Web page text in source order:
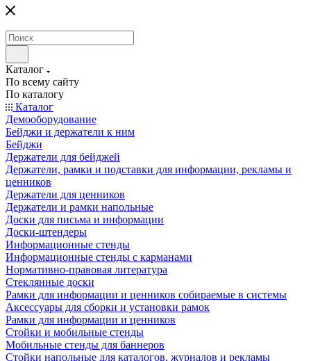
Каталог
По всему сайту
По каталогу
Каталог
Демооборудование
Бейджи и держатели к ним
Бейджи
Держатели для бейджей
Держатели, рамки и подставки для информации, рекламы и
ценников
Держатели для ценников
Держатели и рамки напольные
Доски для письма и информации
Доски-штендеры
Информационные стенды
Информационные стенды с карманами
Нормативно-правовая литература
Стеклянные доски
Рамки для информации и ценников собираемые в системы
Аксессуары для сборки и установки рамок
Рамки для информации и ценников
Стойки и мобильные стенды
Мобильные стенды для баннеров
Стойки напольные для каталогов, журналов и рекламы